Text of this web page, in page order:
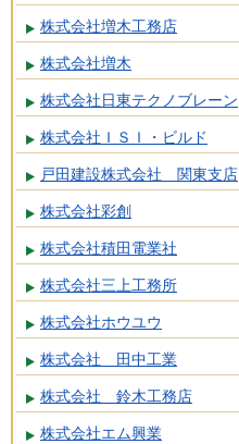
株式会社増木工務店
株式会社増木
株式会社日東テクノブレーン
株式会社ＩＳＩ・ビルド
戸田建設株式会社 関東支店
株式会社彩創
株式会社積田電業社
株式会社三上工務所
株式会社ホウユウ
株式会社 田中工業
株式会社 鈴木工務店
株式会社エム興業